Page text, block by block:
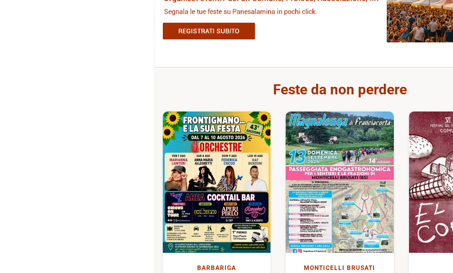
Feste da non perdere
BARBARIGA MONTICELLI BRUSATI